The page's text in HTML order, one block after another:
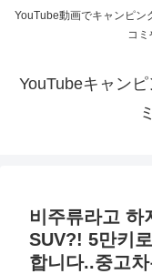
YouTube動画でキャンピン
コミ
YouTubeキャン
비주류라고 하
SUV?! 5만키
합니다..중고